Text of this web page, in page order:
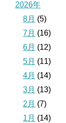
2026年
8月 (5)
7月 (16)
6月 (12)
5月 (11)
4月 (14)
3月 (13)
2月 (7)
1月 (14)